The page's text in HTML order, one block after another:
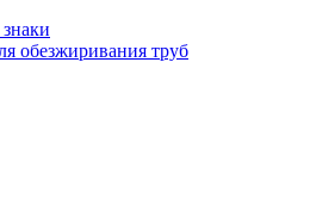
обезжиривания труб